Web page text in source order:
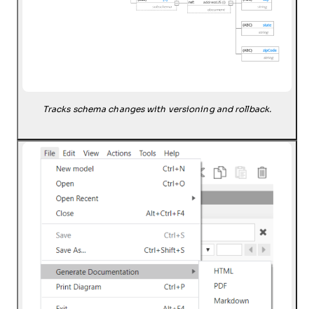
Tracks schema changes with versioning and rollback.